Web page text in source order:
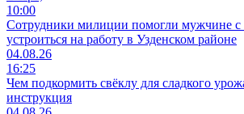
10:00
Сотрудники милиции помогли мужчине с
устроиться на работу в Узденском районе
04.08.26
16:25
Чем подкормить свёклу для сладкого
инструкция